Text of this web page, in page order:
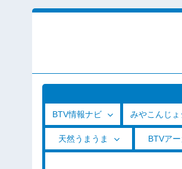
BTV情報ナビ みやこんじ
天然うまうま BTVア